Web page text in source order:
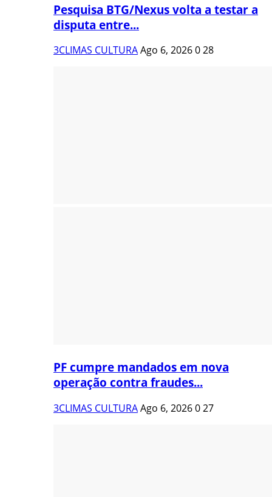
Pesquisa BTG/Nexus volta a testar a
disputa entre...
3CLIMAS CULTURAAgo 6, 2026028
PF cumpre mandados em nova
operação contra fraudes...
3CLIMAS CULTURAAgo 6, 2026027